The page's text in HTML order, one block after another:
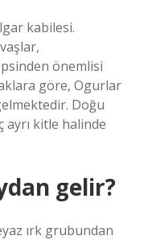
kabilesi.
önemlisi
göre, Ogurlar
Doğu
ayrı kitle halinde
gelir?
ırk grubundan